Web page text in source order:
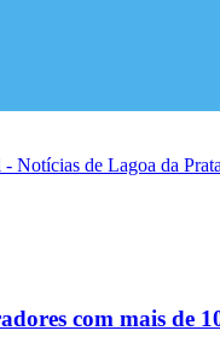
com mais de